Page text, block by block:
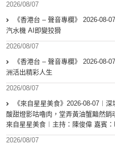
2026/08/07
《香港台 – 聲音專欄》 2026-08-
汽水機 AI即變狡猾
2026/08/07
《香港台 – 聲音專欄》 2026-08-
洲活出精彩人生
2026/08/07
《來自星星美食》2026-08-07︱
酸甜燈影咕嚕肉，堂弄黃油蟹黯然銷
來自星星美食︱主持：陳俊偉 嘉賓
2026/08/07